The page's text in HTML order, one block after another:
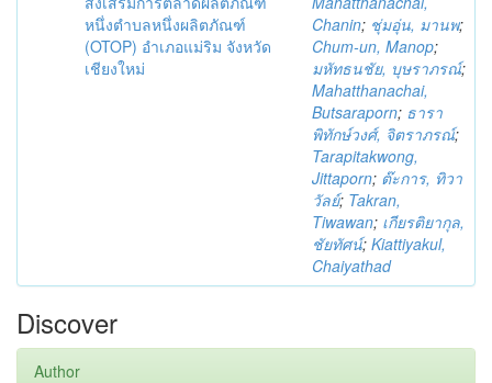
หนึ่งตำบลหนึ่งผลิตภัณฑ์
(OTOP) อำเภอแม่ริม จังหวัด
เชียงใหม่
Chanin; ชุ่มอุ่น, มานพ;
Chum-un, Manop;
มหัทธนชัย, บุษราภรณ์;
Mahatthanachai,
Butsaraporn; ธารา
พิทักษ์วงศ์, จิตราภรณ์;
Tarapitakwong,
Jittaporn; ต๊ะการ, ทิวา
วัลย์; Takran,
Tiwawan; เกียรติยากุล,
ชัยทัศน์; Kiattiyakul,
Chaiyathad
Discover
Author